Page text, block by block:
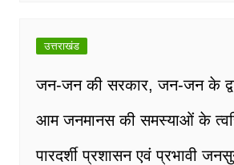
उत्तराखंड
जन-जन की सरकार, जन-जन के
आम जनमानस की समस्याओं के
पारदर्शी प्रशासन एवं प्रभावी